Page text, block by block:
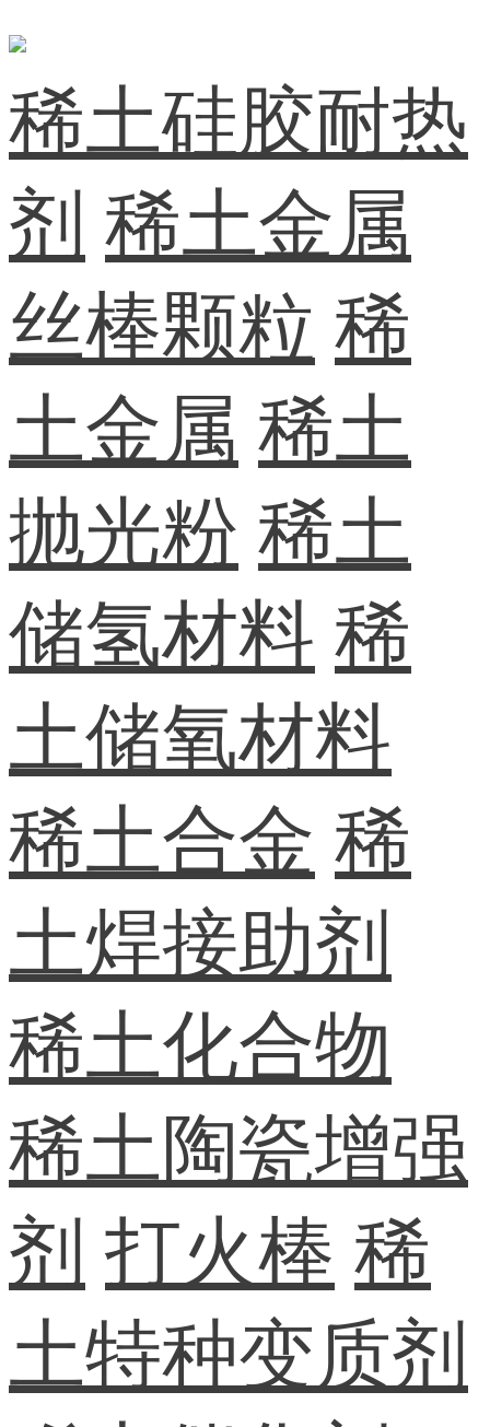
稀土硅胶耐热
剂 稀土金属
丝棒颗粒 稀
土金属 稀土
抛光粉 稀土
储氢材料 稀
土储氧材料
稀土合金 稀
土焊接助剂
稀土化合物
稀土陶瓷增强
剂 打火棒 稀
土特种变质剂